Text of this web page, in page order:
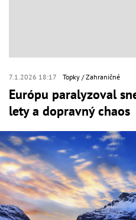
7.1.2026 18:17 Topky Zahraničné
Európu paralyzoval
lety a dopravný chaos